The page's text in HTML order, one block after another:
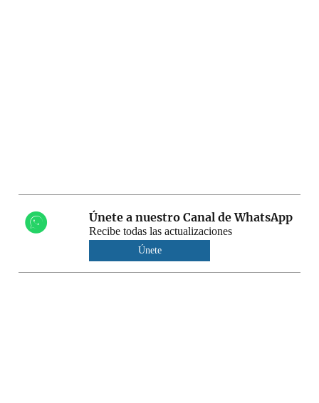
Únete a nuestro Canal de WhatsApp
Recibe todas las actualizaciones
Únete